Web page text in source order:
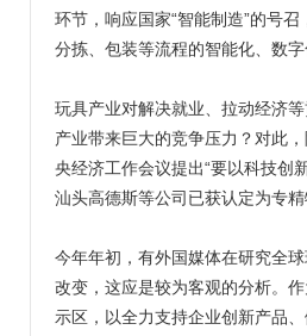
环节，响应国家“智能制造”的号
分拣、包装等流程的智能化、数字
玩具产业对解决就业、拉动经济
产业带来巨大的竞争压力？对此
央经济工作会议提出“要以科技创
汕头高德斯等公司已获认定为专精
今年年初，有外国媒体在研究全
改变，这应是较为客观的分析。
示区，以全力支持企业创新产品